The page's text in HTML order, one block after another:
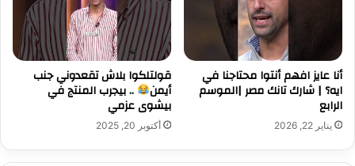
أنا عايز افهم أنتوا محتاجنا في
ايه؟ | شارك تانك مصر |الموسم
الرابع
يناير 22, 2026
قولتلكوا بلاش تقعدوني جنب
أيمن .. بيجرب المنتج في
بيشوى عزمي
أكتوبر 20, 2025